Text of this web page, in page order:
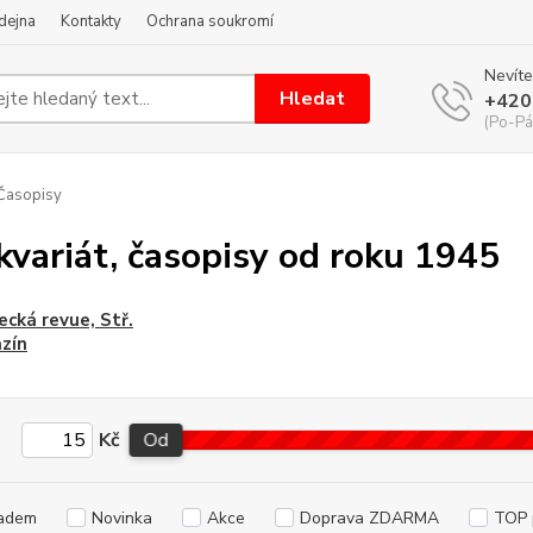
Kontakty Ochrana soukromí
Hledat
(Po-
časopisy od roku 1945
revue, Stř.
Kč Od
Novinka Akce Doprava ZDARMA